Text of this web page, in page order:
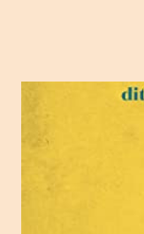
ROMANZO
impiegato nella
madre, Margaret,
quando lui aveva